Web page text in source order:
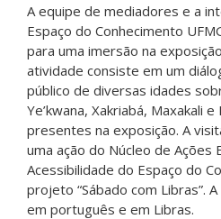
A equipe de mediadores e a
Espaço do Conhecimento
para uma imersão na
atividade consiste em um
público de diversas idades
Ye’kwana, Xakriabá, Maxakali
presentes na exposição. A
uma ação do Núcleo de Ações
Acessibilidade do Espaço do
projeto “Sábado com Libras”.
em português e em Libras.